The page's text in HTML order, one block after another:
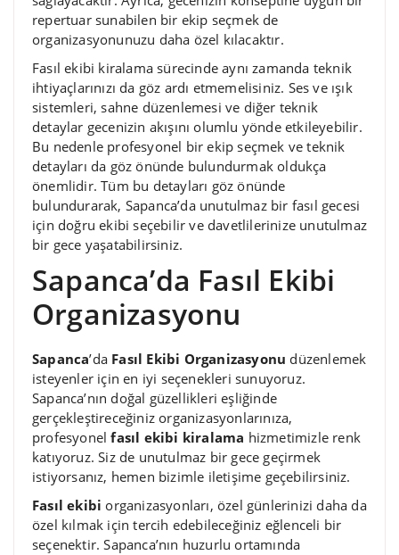
repertuar sunabilen bir ekip seçmek de
organizasyonunuzu daha özel kılacaktır.
Fasıl ekibi kiralama sürecinde aynı zamanda teknik
ihtiyaçlarınızı da göz ardı etmemelisiniz. Ses ve ışık
sistemleri, sahne düzenlemesi ve diğer teknik
detaylar gecenizin akışını olumlu yönde etkileyebilir.
Bu nedenle profesyonel bir ekip seçmek ve teknik
detayları da göz önünde bulundurmak oldukça
önemlidir. Tüm bu detayları göz önünde
bulundurarak, Sapanca’da unutulmaz bir fasıl gecesi
için doğru ekibi seçebilir ve davetlilerinize unutulmaz
bir gece yaşatabilirsiniz.
Sapanca’da Fasıl Ekibi
Organizasyonu
Sapanca’da Fasıl Ekibi Organizasyonu düzenlemek
isteyenler için en iyi seçenekleri sunuyoruz.
Sapanca’nın doğal güzellikleri eşliğinde
gerçekleştireceğiniz organizasyonlarınıza,
profesyonelfasıl ekibi kiralama hizmetimizle renk
katıyoruz. Siz de unutulmaz bir gece geçirmek
istiyorsanız, hemen bizimle iletişime geçebilirsiniz.
Fasıl ekibi organizasyonları, özel günlerinizi daha da
özel kılmak için tercih edebileceğiniz eğlenceli bir
seçenektir. Sapanca’nın huzurlu ortamında